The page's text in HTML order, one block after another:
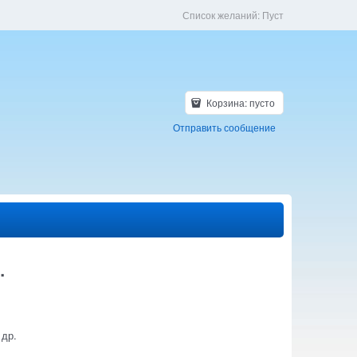
Список желаний: Пуст
Корзина:пусто
Отправить сообщение